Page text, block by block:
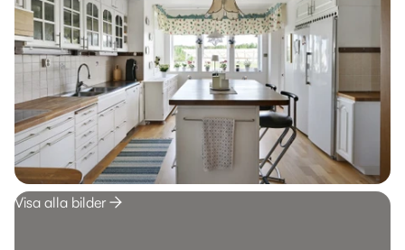
Visa alla bilder